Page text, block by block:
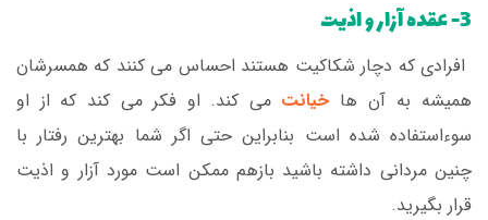
3- عقده آزار و اذیت
افرادی که دچار شکاکیت هستند احساس می کنند که همسرشان
همیشه به آن ها خیانت می کند. او فکر می کند که از او
سوءاستفاده شده است بنابراین حتی اگر شما بهترین رفتار با
چنین مردانی داشته باشید بازهم ممکن است مورد آزار و اذیت
قرار بگیرید.